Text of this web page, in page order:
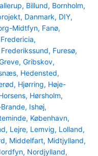
, Billund, Bornholm,
, Danmark, DIY,
Midtfyn, Fanø,
Fredericia,
Frederikssund, Furesø,
, Gribskov,
, Hedensted,
, Hjørring, Høje-
, Hørsholm,
, Ishøj,
, København,
, Lejre, Lemvig, Lolland,
, Middelfart, Midtjylland,
, Nordjylland,